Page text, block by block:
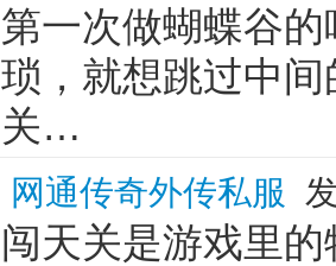
第一次做蝴蝶谷
琐，就想跳过中
关…
网通传奇外传私服
闯天关是游戏里